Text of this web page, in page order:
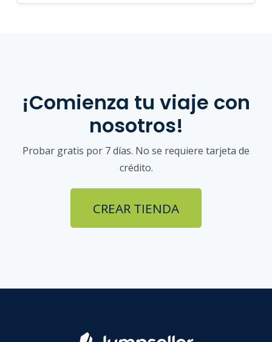
¡Comienza tu viaje con
nosotros!
Probar gratis por 7 días. No se requiere tarjeta de
crédito.
CREAR TIENDA